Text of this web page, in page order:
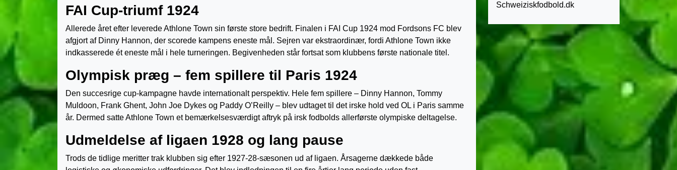
FAI Cup-triumf 1924
Allerede året efter leverede Athlone Town sin første store bedrift. Finalen i FAI Cup 1924 mod Fordsons FC blev
afgjort af Dinny Hannon, der scorede kampens eneste mål. Sejren var ekstraordinær, fordi Athlone Town ikke
indkasserede ét eneste mål i hele turneringen. Begivenheden står fortsat som klubbens første nationale titel.
Olympisk præg – fem spillere til Paris 1924
Den succesrige cup-kampagne havde internationalt perspektiv. Hele fem spillere – Dinny Hannon, Tommy
Muldoon, Frank Ghent, John Joe Dykes og Paddy O’Reilly – blev udtaget til det irske hold ved OL i Paris samme
år. Dermed satte Athlone Town et bemærkelsesværdigt aftryk på irsk fodbolds allerførste olympiske deltagelse.
Udmeldelse af ligaen 1928 og lang pause
Trods de tidlige meritter trak klubben sig efter 1927-28-sæsonen ud af ligaen. Årsagerne dækkede både
Schweiziskfodbold.dk